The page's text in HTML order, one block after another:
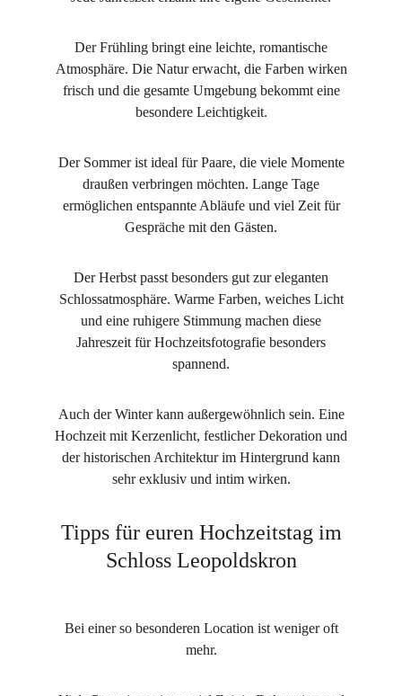
Der Frühling bringt eine leichte, romantische
Atmosphäre. Die Natur erwacht, die Farben wirken
frisch und die gesamte Umgebung bekommt eine
besondere Leichtigkeit.
Der Sommer ist ideal für Paare, die viele Momente
draußen verbringen möchten. Lange Tage
ermöglichen entspannte Abläufe und viel Zeit für
Gespräche mit den Gästen.
Der Herbst passt besonders gut zur eleganten
Schlossatmosphäre. Warme Farben, weiches Licht
und eine ruhigere Stimmung machen diese
Jahreszeit für Hochzeitsfotografie besonders
spannend.
Auch der Winter kann außergewöhnlich sein. Eine
Hochzeit mit Kerzenlicht, festlicher Dekoration und
der historischen Architektur im Hintergrund kann
sehr exklusiv und intim wirken.
Tipps für euren Hochzeitstag im
Schloss Leopoldskron
Bei einer so besonderen Location ist weniger oft
mehr.